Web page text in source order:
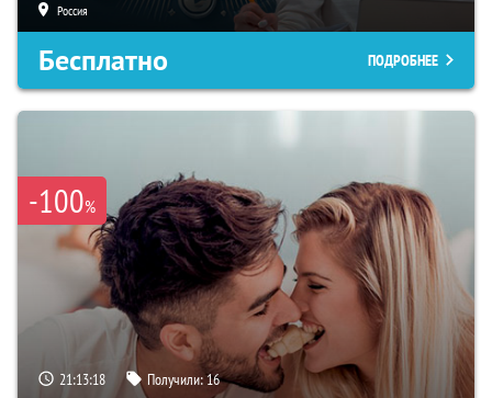
Россия
Бесплатно ПОДРОБНЕЕ
-100%
21:13:17 Получили:16